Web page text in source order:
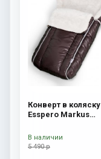
Конверт в коляску
Esspero Markus
шерсть) Chocolat
5 490 р
В наличии